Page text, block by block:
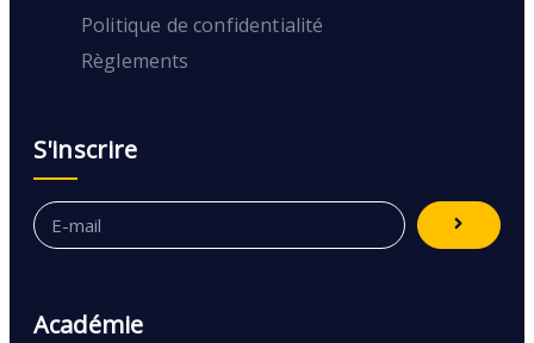
Politique de confidentialité
Règlements
S'inscrire
Académie